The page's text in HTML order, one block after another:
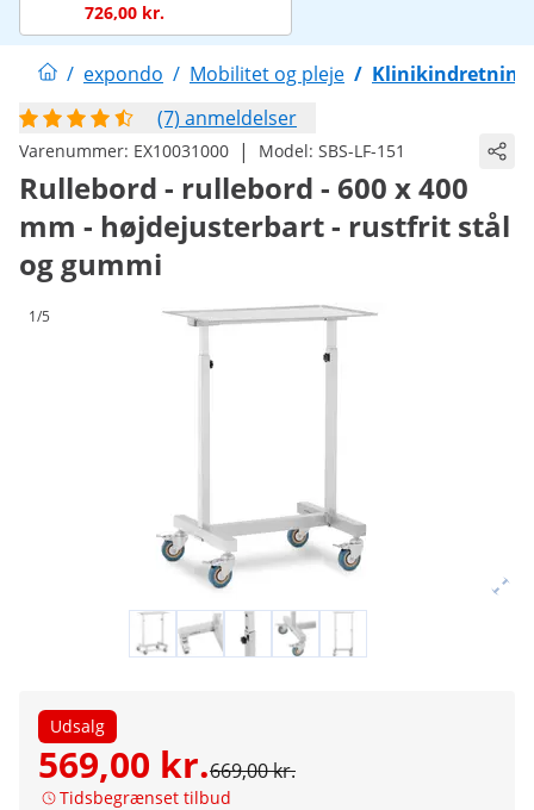
726,00 kr.
/ expondo / Mobilitet og pleje / Klinikindretning
(7) anmeldelser
Varenummer: EX10031000 | Model: SBS-LF-151
Rullebord - rullebord - 600 x 400
mm - højdejusterbart - rustfrit stål
og gummi
1/5
Udsalg
569,00 kr.669,00 kr.
Tidsbegrænset tilbud